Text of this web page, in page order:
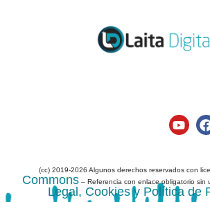
(cc) 2019-2026 Algunos derechos reservados con
Commons – Referencia con enlace obligatorio sin
Legal, Cookies y Política de